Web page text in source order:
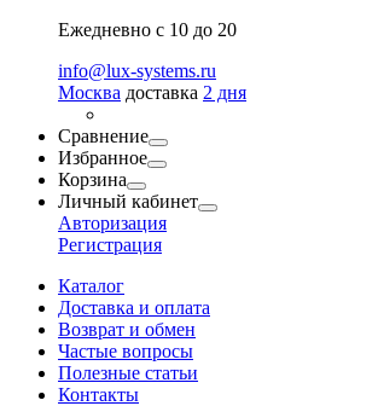
Ежедневно с 10 до 20
info@lux-systems.ru
Москва доставка 2 дня
Сравнение
Избранное
Корзина
Личный кабинет
Авторизация
Регистрация
Каталог
Доставка и оплата
Возврат и обмен
Частые вопросы
Полезные статьи
Контакты